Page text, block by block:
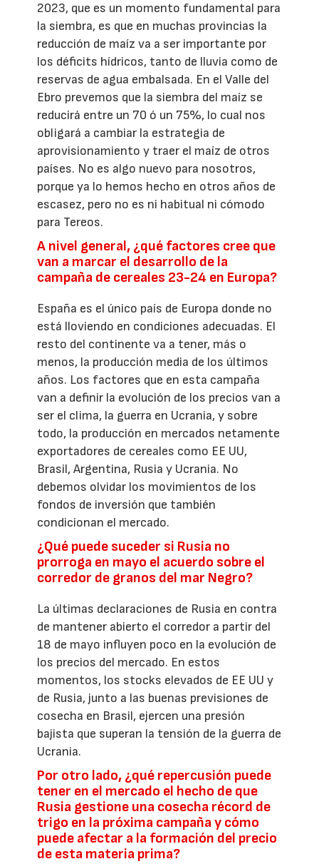
2023, que es un momento fundamental para
la siembra, es que en muchas provincias la
reducción de maíz va a ser importante por
los déficits hídricos, tanto de lluvia como de
reservas de agua embalsada. En el Valle del
Ebro prevemos que la siembra del maíz se
reducirá entre un 70 ó un 75%, lo cual nos
obligará a cambiar la estrategia de
aprovisionamiento y traer el maíz de otros
países. No es algo nuevo para nosotros,
porque ya lo hemos hecho en otros años de
escasez, pero no es ni habitual ni cómodo
para Tereos.
A nivel general, ¿qué factores cree que
van a marcar el desarrollo de la
campaña de cereales 23-24 en Europa?
España es el único país de Europa donde no
está lloviendo en condiciones adecuadas. El
resto del continente va a tener, más o
menos, la producción media de los últimos
años. Los factores que en esta campaña
van a definir la evolución de los precios van a
ser el clima, la guerra en Ucrania, y sobre
todo, la producción en mercados netamente
exportadores de cereales como EE UU,
Brasil, Argentina, Rusia y Ucrania. No
debemos olvidar los movimientos de los
fondos de inversión que también
condicionan el mercado.
¿Qué puede suceder si Rusia no
prorroga en mayo el acuerdo sobre el
corredor de granos del mar Negro?
La últimas declaraciones de Rusia en contra
de mantener abierto el corredor a partir del
18 de mayo influyen poco en la evolución de
los precios del mercado. En estos
momentos, los stocks elevados de EE UU y
de Rusia, junto a las buenas previsiones de
cosecha en Brasil, ejercen una presión
bajista que superan la tensión de la guerra de
Ucrania.
Por otro lado, ¿qué repercusión puede
tener en el mercado el hecho de que
Rusia gestione una cosecha récord de
trigo en la próxima campaña y cómo
puede afectar a la formación del precio
de esta materia prima?